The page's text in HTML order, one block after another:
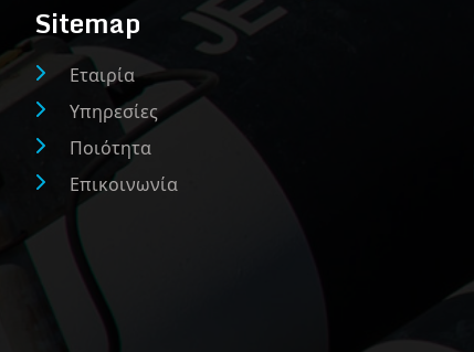
Sitemap
Εταιρία
Υπηρεσίες
Ποιότητα
Επικοινωνία